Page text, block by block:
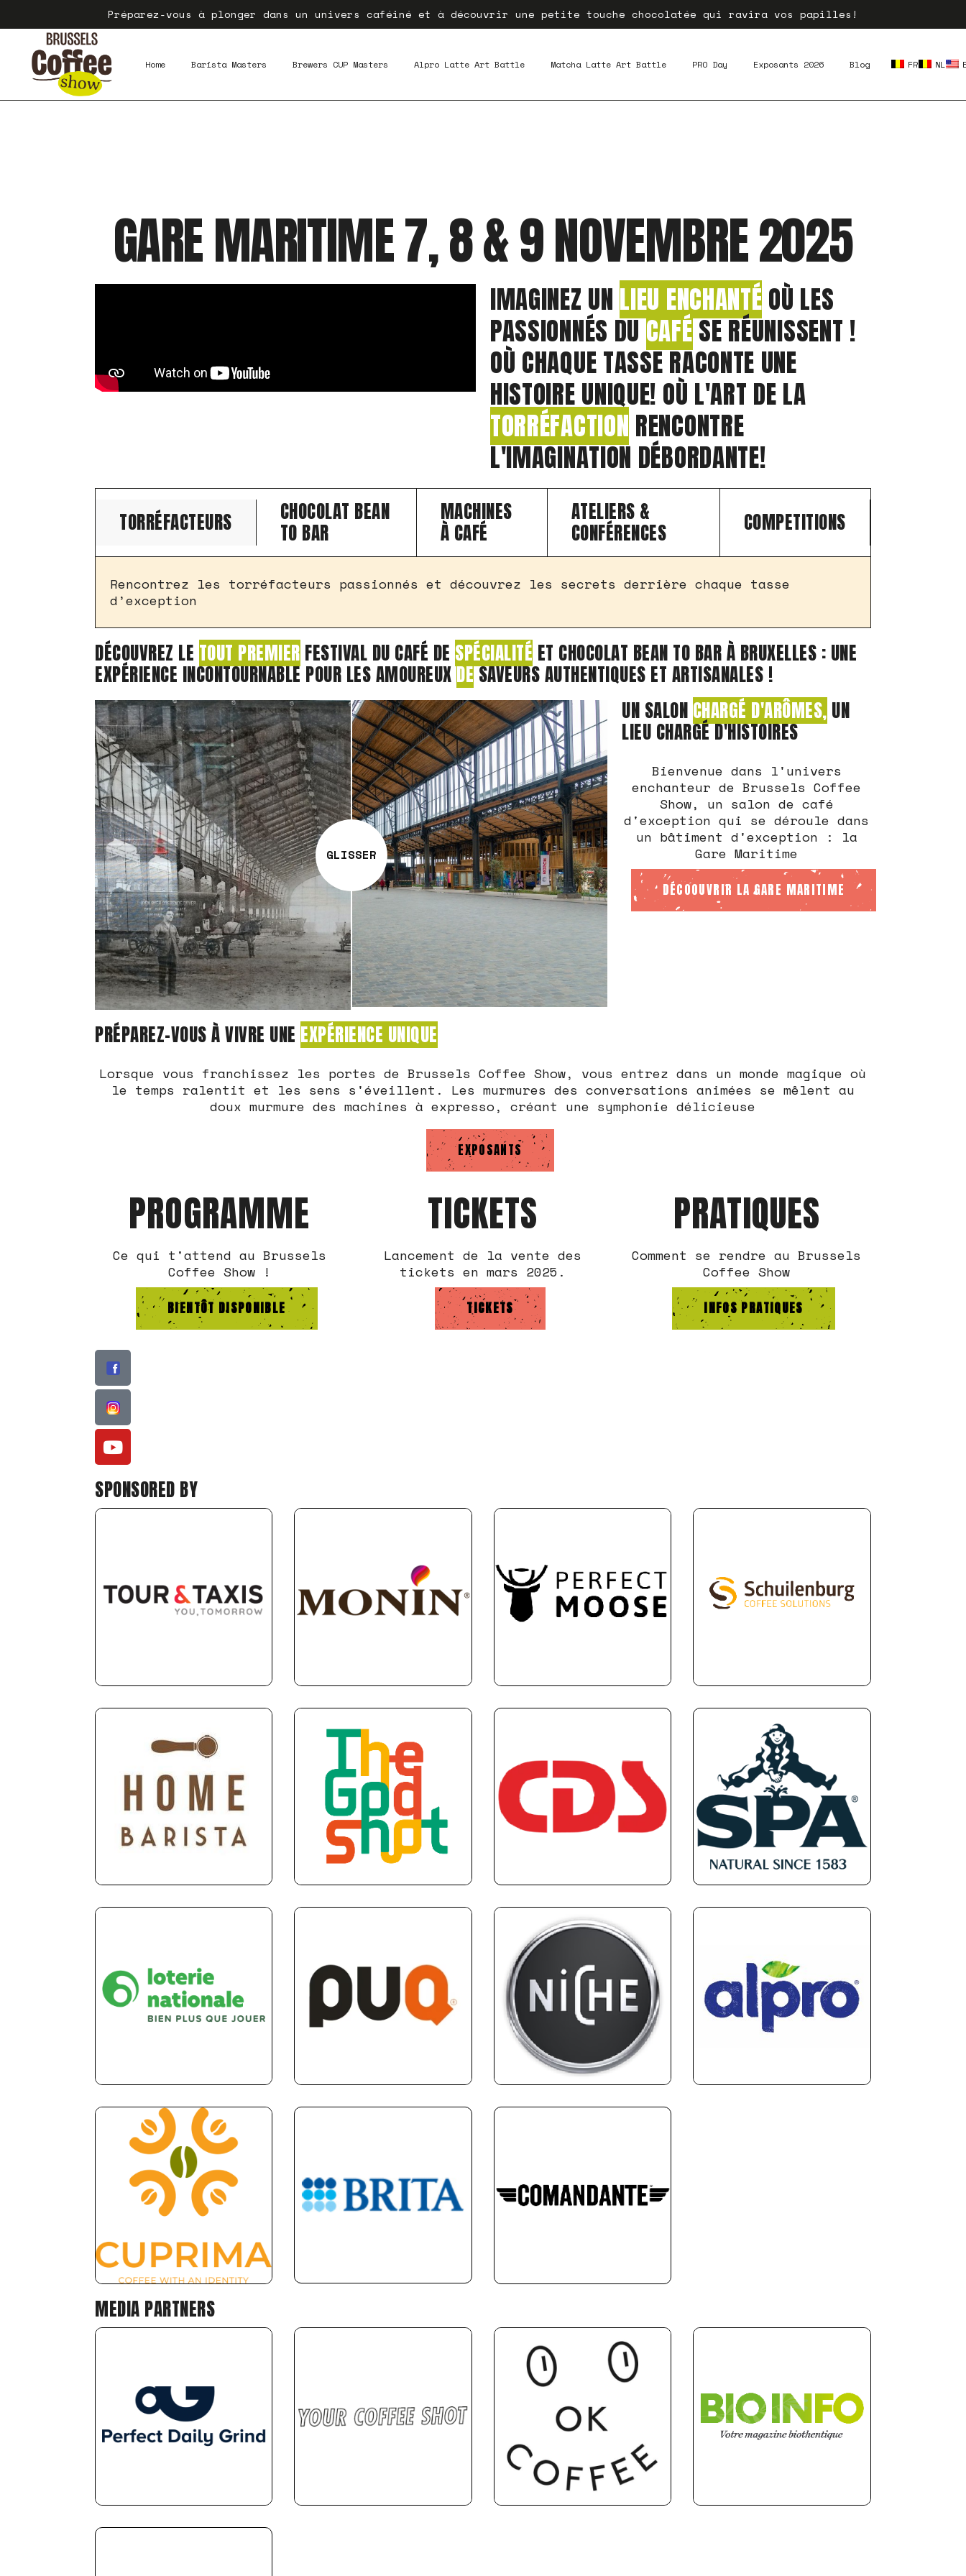
Préparez-vous à plonger dans un univers caféiné et à découvrir une petite touche chocolatée qui ravira vos papilles!
Home Barista Masters Brewers CUP Masters Alpro Latte Art Battle Matcha Latte Art Battle PRO Day Exposants 2026 Blog FR NL
GARE MARITIME 7, 8 & 9 NOVEMBRE 2025
IMAGINEZ UN LIEU ENCHANTÉOÙ LES
PASSIONNÉS DUCAFÉSE RÉUNISSENT !
OÙ CHAQUE TASSE RACONTE UNE
HISTOIRE UNIQUE! OÙ L'ART DE LA
TORRÉFACTION RENCONTRE
L'IMAGINATION DÉBORDANTE!
TORRÉFACTEURS
CHOCOLAT BEAN
TO BAR
MACHINES
À CAFÉ
ATELIERS &
CONFÉRENCES
COMPETITIONS
Rencontrez les torréfacteurs passionnés et découvrez les secrets derrière chaque tasse
d’exception
DÉCOUVREZ LE TOUT PREMIER FESTIVAL DU CAFÉ DE SPÉCIALITÉ ET CHOCOLAT BEAN TO BAR À BRUXELLES : UNE
EXPÉRIENCE INCONTOURNABLE POUR LES AMOUREUXDESAVEURS AUTHENTIQUES ET ARTISANALES !
GLISSER
UN SALON CHARGÉ D'ARÔMES, UN
LIEU CHARGÉ D'HISTOIRES
Bienvenue dans l'univers
enchanteur de Brussels Coffee
Show, un salon de café
d'exception qui se déroule dans
un bâtiment d'exception : la
Gare Maritime
DÉCOOUVRIR LA GARE MARITIME
PRÉPAREZ-VOUS À VIVRE UNE EXPÉRIENCE UNIQUE
Lorsque vous franchissez les portes de Brussels Coffee Show, vous entrez dans un monde magique où
le temps ralentit et les sens s'éveillent. Les murmures des conversations animées se mêlent au
doux murmure des machines à expresso, créant une symphonie délicieuse
EXPOSANTS
PROGRAMME
Ce qui t'attend au Brussels
Coffee Show !
BIENTÔT DISPONIBLE
TICKETS
Lancement de la vente des
tickets en mars 2025.
TICKETS
PRATIQUES
Comment se rendre au Brussels
Coffee Show
INFOS PRATIQUES
SPONSORED BY
MEDIA PARTNERS